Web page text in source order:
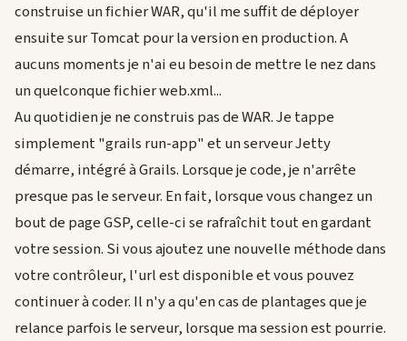
construise un fichier WAR, qu'il me suffit de déployer
ensuite sur Tomcat pour la version en production. A
aucuns moments je n'ai eu besoin de mettre le nez dans
un quelconque fichier web.xml...
Au quotidien je ne construis pas de WAR. Je tappe
simplement "grails run-app" et un serveur Jetty
démarre, intégré à Grails. Lorsque je code, je n'arrête
presque pas le serveur. En fait, lorsque vous changez un
bout de page GSP, celle-ci se rafraîchit tout en gardant
votre session. Si vous ajoutez une nouvelle méthode dans
votre contrôleur, l'url est disponible et vous pouvez
continuer à coder. Il n'y a qu'en cas de plantages que je
relance parfois le serveur, lorsque ma session est pourrie.